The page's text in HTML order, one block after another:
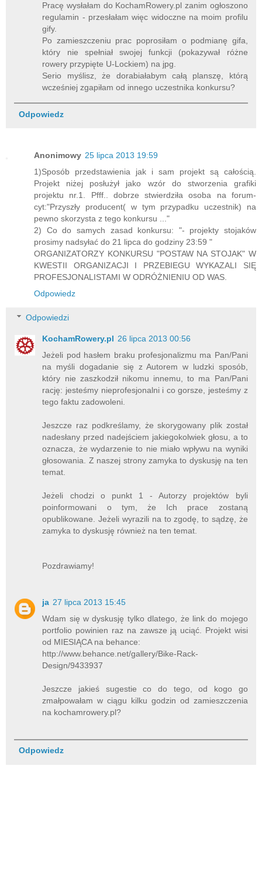
Pracę wysłałam do KochamRowery.pl zanim ogłoszono
regulamin - przesłałam więc widoczne na moim profilu
gify.
Po zamieszczeniu prac poprosiłam o podmianę gifa,
który nie spełniał swojej funkcji (pokazywał różne
rowery przypięte U-Lockiem) na jpg.
Serio myślisz, że dorabiałabym całą planszę, którą
wcześniej zgapiłam od innego uczestnika konkursu?
Odpowiedz
Anonimowy 25 lipca 2013 19:59
1)Sposób przedstawienia jak i sam projekt są całością.
Projekt niżej posłużył jako wzór do stworzenia grafiki
projektu nr.1. Pfff.. dobrze stwierdziła osoba na forum-
cyt:"Przyszły producent( w tym przypadku uczestnik) na
pewno skorzysta z tego konkursu ..."
2) Co do samych zasad konkursu: "- projekty stojaków
prosimy nadsyłać do 21 lipca do godziny 23:59 "
ORGANIZATORZY KONKURSU "POSTAW NA STOJAK" W
KWESTII ORGANIZACJI I PRZEBIEGU WYKAZALI SIĘ
PROFESJONALISTAMI W ODRÓŻNIENIU OD WAS.
Odpowiedz
Odpowiedzi
KochamRowery.pl 26 lipca 2013 00:56
Jeżeli pod hasłem braku profesjonalizmu ma Pan/Pani
na myśli dogadanie się z Autorem w ludzki sposób,
który nie zaszkodził nikomu innemu, to ma Pan/Pani
rację: jesteśmy nieprofesjonalni i co gorsze, jesteśmy z
tego faktu zadowoleni.
Jeszcze raz podkreślamy, że skorygowany plik został
nadesłany przed nadejściem jakiegokolwiek głosu, a to
oznacza, że wydarzenie to nie miało wpływu na wyniki
głosowania. Z naszej strony zamyka to dyskusję na ten
temat.
Jeżeli chodzi o punkt 1 - Autorzy projektów byli
poinformowani o tym, że Ich prace zostaną
opublikowane. Jeżeli wyrazili na to zgodę, to sądzę, że
zamyka to dyskusję również na ten temat.
Pozdrawiamy!
ja 27 lipca 2013 15:45
Wdam się w dyskusję tylko dlatego, że link do mojego
portfolio powinien raz na zawsze ją uciąć. Projekt wisi
od MIESIĄCA na behance:
http://www.behance.net/gallery/Bike-Rack-
Design/9433937
Jeszcze jakieś sugestie co do tego, od kogo go
zmałpowałam w ciągu kilku godzin od zamieszczenia
na kochamrowery.pl?
Odpowiedz